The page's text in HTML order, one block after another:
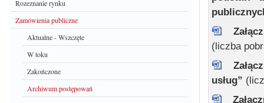
Rozeznanie rynku
Zamówienia publiczne
Aktualne - Wszczęte
W toku
Zakończone
Archiwum postępowań
(liczba
usług”